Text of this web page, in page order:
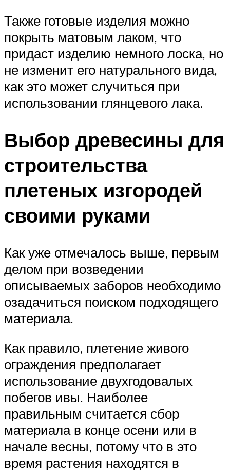
Также готовые изделия можно
покрыть матовым лаком, что
придаст изделию немного лоска, но
не изменит его натурального вида,
как это может случиться при
использовании глянцевого лака.
Выбор древесины для
строительства
плетеных изгородей
своими руками
Как уже отмечалось выше, первым
делом при возведении
описываемых заборов необходимо
озадачиться поиском подходящего
материала.
Как правило, плетение живого
ограждения предполагает
использование двухгодовалых
побегов ивы. Наиболее
правильным считается сбор
материала в конце осени или в
начале весны, потому что в это
время растения находятся в